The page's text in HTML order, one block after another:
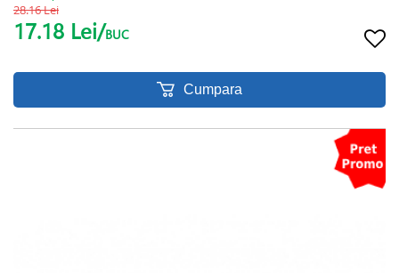
28.16 Lei
17.18 Lei/BUC
Cumpara